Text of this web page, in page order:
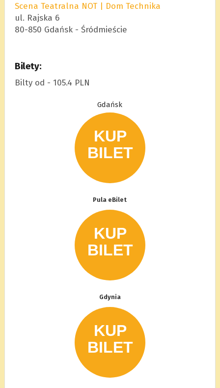
Scena Teatralna NOT | Dom Technika
ul. Rajska 6
80-850 Gdańsk - Śródmieście
Bilety:
Bilty od - 105.4 PLN
Gdańsk
Pula eBilet
Gdynia